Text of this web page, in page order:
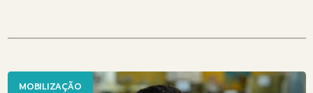
MOBILIZAÇÃO